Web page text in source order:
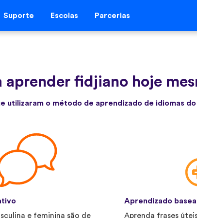
Suporte Escolas Parcerias
aprender fidjiano hoje
utilizaram o método de aprendizado de idiomas do
e feminina são de
Aprendizado
Aprenda frases